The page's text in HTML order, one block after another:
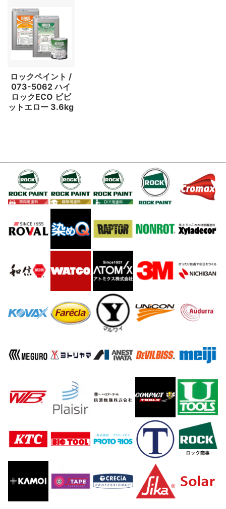
ロックペイント /
073-5062 ハイ
ロックECO ビビ
ットエロー 3.6kg